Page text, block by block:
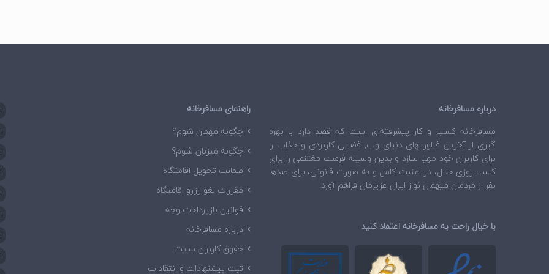
درباره مسافرخانه
مسافرخانه کسب و کار پیشرفته‌ای است که قصد دارد با بهره
گیری از آخرین فناوریهای دنیای وب, فضایی کاربردی و جذاب را
برای کاربران خود مهیا سازد و بدین وسیله فرصت مغتنمی را برای
کسب روزی حلال، در امنیت کامل و به صورت قانونی، برای صدها
نفر از مردمان میهمان نواز ایران عزیزمان فراهم آورد.
با خیال راحت به مسافرخانه اعتماد کنید
راهنمای مسافرخانه
چگونه مهمان شوم؟
چگونه میزبان شوم؟
ضمانت تحویل اقامتگاه
مقررات لغو رزرو اقامتگاه
قوانین بازپرداخت وجه
درباره مسافرخانه
حقوق کاربران سایت
ثبت پیشنهادات و انتقادات